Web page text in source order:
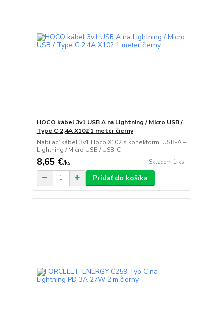
HOCO kábel 3v1 USB A na Lightning / Micro USB /
Type C 2,4A X102 1 meter čierny
Nabíjací kábel 3v1 Hoco X102 s konektormi USB-A –
Lightning / Micro USB / USB-C
8,65 €/ks Skladom 1 ks
Pridať do košíka